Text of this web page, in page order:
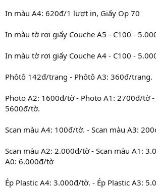
In màu A4: 620đ/1 lượt in, Giấy Op 70
In màu tờ rơi giấy Couche A5 - C100 -
In màu tờ rơi giấy Couche A4 - C100 -
Phôtô 142đ/trang - Phôtô A3: 360đ/trang.
Photo A2: 1600đ/tờ - Photo A1: 2700đ/tờ -
5600đ/tờ.
Scan màu A4: 100đ/tờ. - Scan màu A3:
Scan màu A2: 2.000đ/tờ - Scan màu A1:
A0: 6.000đ/tờ
Ép Plastic A4: 3.000đ/tờ. - Ép Plastic A3: